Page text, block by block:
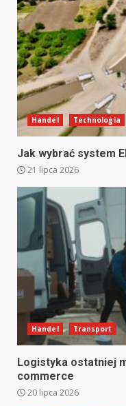
Handel Technologia
Jak wybrać system
21 lipca 2026
Handel Transport
Logistyka ostatniej
commerce
20 lipca 2026